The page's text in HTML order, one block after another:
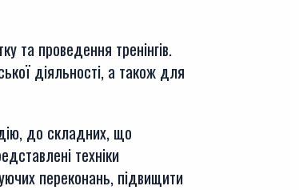
та проведення тренінгів.
діяль­ності, а також для
до складних, що
техніки
переконань, підвищити